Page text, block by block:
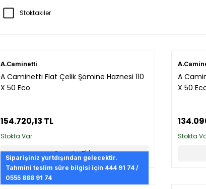
Stoktakiler
A.Caminetti
A Caminetti Flat Çelik Şömine Haznesi 110
X 50 Eco
154.720,13 TL
Stokta Var
Sepete Ekle
A
X 50
Stokta
Siparişiniz yurtdışından gelecektir.
Tahmini teslim süre bilgisi için 444 91 74 /
0555 888 91 74